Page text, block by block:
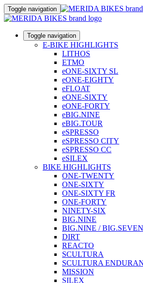
Toggle navigation
Toggle navigation
E-BIKE HIGHLIGHTS
LITHOS
ETMO
eONE-SIXTY SL
eONE-EIGHTY
eFLOAT
eONE-SIXTY
eONE-FORTY
eBIG.NINE
eBIG.TOUR
eSPRESSO
eSPRESSO CITY
eSPRESSO CC
eSILEX
BIKE HIGHLIGHTS
ONE-TWENTY
ONE-SIXTY
ONE-SIXTY FR
ONE-FORTY
NINETY-SIX
BIG.NINE
BIG.NINE /
DIRT
REACTO
SCULTURA
SCULTURA
MISSION
SILEX